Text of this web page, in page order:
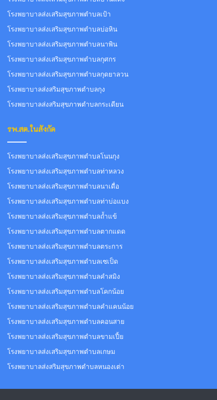
โรงพยาบาลส่งเสริมสุขภาพตำบลเป้า
โรงพยาบาลส่งเสริมสุขภาพตำบลบ่อหิน
โรงพยาบาลส่งเสริมสุขภาพตำบลนาพิน
โรงพยาบาลส่งเสริมสุขภาพตำบลกุศกร
โรงพยาบาลส่งเสริมสุขภาพตำบลกุดยาลวน
โรงพยาบาลส่งสริมสุขภาพตำบลกุง
โรงพยาบาลส่งสริมสุขภาพตำบลกระเดียน
รพ.สต.ในสังกัด
โรงพยาบาลส่งเสริมสุขภาพตำบลโนนกุง
โรงพยาบาลส่งเสริมสุขภาพตำบลท่าหลวง
โรงพยาบาลส่งเสริมสุขภาพตำบลนาเดื่อ
โรงพยาบาลส่งเสริมสุขภาพตำบลท่าบ่อแบง
โรงพยาบาลส่งเสริมสุขภาพตำบลถ้ำแข้
โรงพยาบาลส่งเสริมสุขภาพตำบลตากแดด
โรงพยาบาลส่งเสริมสุขภาพตำบลตระการ
โรงพยาบาลส่งเสริมสุขภาพตำบลเซเป็ด
โรงพยาบาลส่งเสริมสุขภาพตำบลคำสมิง
โรงพยาบาลส่งเสริมสุขภาพตำบลโคกน้อย
โรงพยาบาลส่งเสริมสุขภาพตำบลคำแคนน้อย
โรงพยาบาลส่งเสริมสุขภาพตำบลคอนสาย
โรงพยาบาลส่งเสริมสุขภาพตำบลขามเปี้ย
โรงพยาบาลส่งเสริมสุขภาพตำบลเกษม
โรงพยาบาลส่งสริมสุขภาพตำบลหนองเต่า